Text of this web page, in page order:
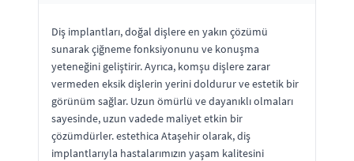
Diş implantları, doğal dişlere en yakın çözümü
sunarak çiğneme fonksiyonunu ve konuşma
yeteneğini geliştirir. Ayrıca, komşu dişlere zarar
vermeden eksik dişlerin yerini doldurur ve estetik bir
görünüm sağlar. Uzun ömürlü ve dayanıklı olmaları
sayesinde, uzun vadede maliyet etkin bir
çözümdürler. estethica Ataşehir olarak, diş
implantlarıyla hastalarımızın yaşam kalitesini